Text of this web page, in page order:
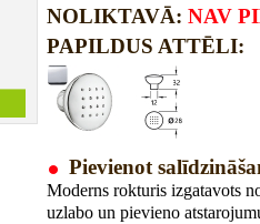
NOLIKTAVĀ: NAV
PAPILDUS ATTĒLI:
Pievienot
Moderns rokturis izgatavots
uzlabo un pievieno